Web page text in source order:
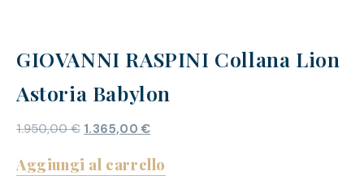
GIOVANNI RASPINI Collana Lion
Astoria Babylon
1.950,00€ 1.365,00€
Aggiungi al carrello